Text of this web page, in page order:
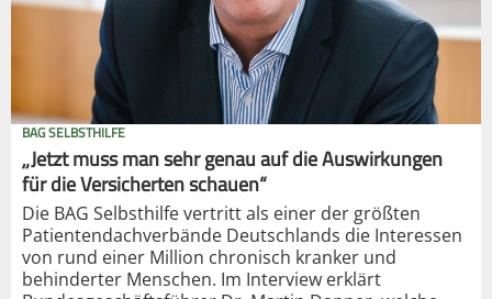
BAG SELBSTHILFE
„Jetzt muss man sehr genau auf die Auswirkungen
für die Versicherten schauen“
Die BAG Selbsthilfe vertritt als einer der größten
Patientendachverbände Deutschlands die Interessen
von rund einer Million chronisch kranker und
behinderter Menschen. Im Interview erklärt